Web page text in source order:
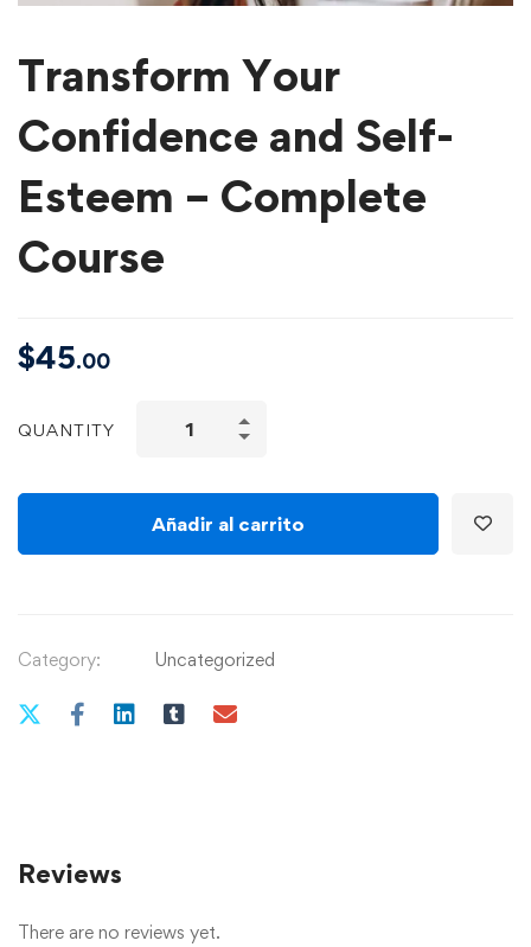
Transform Your
Confidence and Self-
Esteem – Complete
Course
$45.00
QUANTITY
Añadir al carrito
Category: Uncategorized
Reviews
There are no reviews yet.